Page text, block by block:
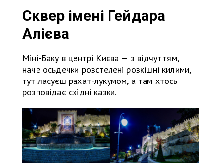
Сквер імені Гейдара
Алієва
Міні-Баку в центрі Києва — з відчуттям,
наче осьдечки розстелені розкішні килими,
тут ласуєш рахат-лукумом, а там хтось
розповідає східні казки.